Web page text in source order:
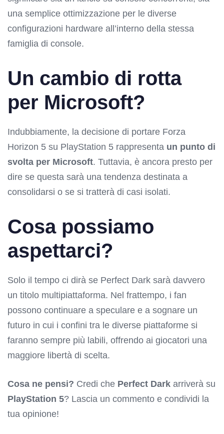
una semplice ottimizzazione per le diverse
configurazioni hardware all’interno della stessa
famiglia di console.
Un cambio di rotta
per Microsoft?
Indubbiamente, la decisione di portare Forza
Horizon 5 su PlayStation 5 rappresenta un punto di
svolta per Microsoft. Tuttavia, è ancora presto per
dire se questa sarà una tendenza destinata a
consolidarsi o se si tratterà di casi isolati.
Cosa possiamo
aspettarci?
Solo il tempo ci dirà se Perfect Dark sarà davvero
un titolo multipiattaforma. Nel frattempo, i fan
possono continuare a speculare e a sognare un
futuro in cui i confini tra le diverse piattaforme si
faranno sempre più labili, offrendo ai giocatori una
maggiore libertà di scelta.
Cosa ne pensi? Credi che Perfect Dark arriverà su
PlayStation 5? Lascia un commento e condividi la
tua opinione!